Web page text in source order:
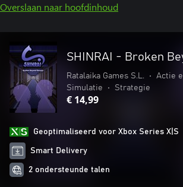
Overslaan naar hoofdinhoud
SHINRAI - Broken
Ratalaika Games S.L. • Actie
Simulatie
• Strategie
€ 14,99
Geoptimaliseerd voor Xbox Series X|S
Smart Delivery
2 ondersteunde talen